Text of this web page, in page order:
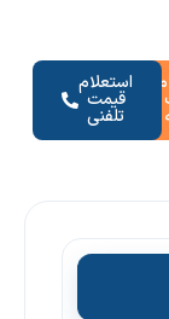
استعلام
قیمت
تلفنی